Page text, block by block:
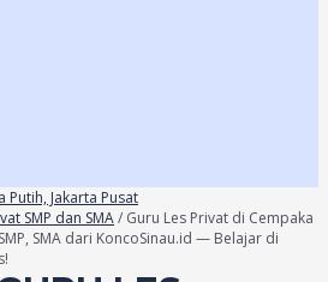
SMP dan SMA/ Guru Les Privat di Cempaka
SMA dari KoncoSinau.id — Belajar di